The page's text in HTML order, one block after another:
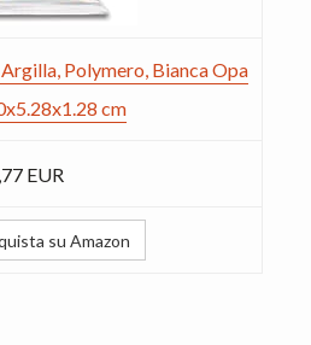
Polymero, Bianca Opa
cm
EUR
su Amazon